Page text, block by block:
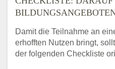
Damit die Teilnahme an
erhofften Nutzen bringt,
der folgenden Checkliste